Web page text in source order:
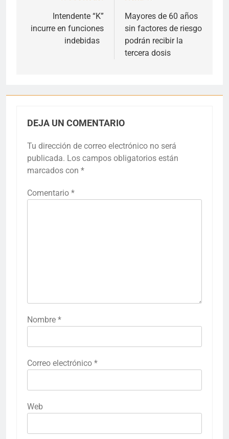
entradas
Intendente “K”
incurre en funciones
indebidas
Mayores de 60 años
sin factores de riesgo
podrán recibir la
tercera dosis
DEJA UN COMENTARIO
Tu dirección de correo electrónico no será
publicada. Los campos obligatorios están
marcados con *
Comentario *
Nombre *
Correo electrónico *
Web